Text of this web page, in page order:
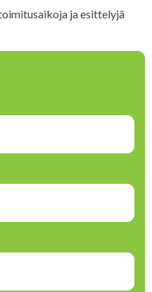
ja esittelyjä